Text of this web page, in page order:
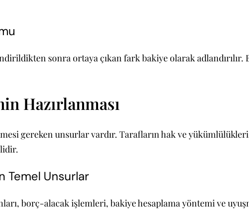
sonra ortaya çıkan fark bakiye olarak
Hazırlanması
gereken unsurlar vardır. Tarafların hak ve
Temel Unsurlar
borç-alacak işlemleri, bakiye hesaplama yöntemi ve